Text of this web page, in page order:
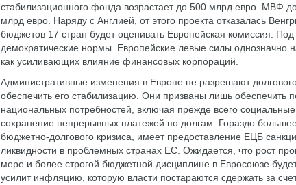
стабилизационного фонда возрастает до 500 млрд евро. МВФ
млрд евро. Наряду с Англией, от этого проекта отказалась
бюджетов 17 стран будет оценивать Европейская комиссия.
демократические нормы. Европейские левые силы однозначно
как усиливающих влияние финансовых корпораций.
Административные изменения в Европе не разрешают
обеспечить его стабилизацию. Они призваны лишь обеспечить
национальных потребностей, включая прежде всего
сохранение непрерывных платежей по долгам. Гораздо
бюджетно-долгового кризиса, имеет предоставление ЕЦБ
ликвидности в проблемных странах ЕС. Ожидается, что рост
мере и более строгой бюджетной дисциплине в Евросоюзе
усилит инфляцию, которую власти постараются сдержать за